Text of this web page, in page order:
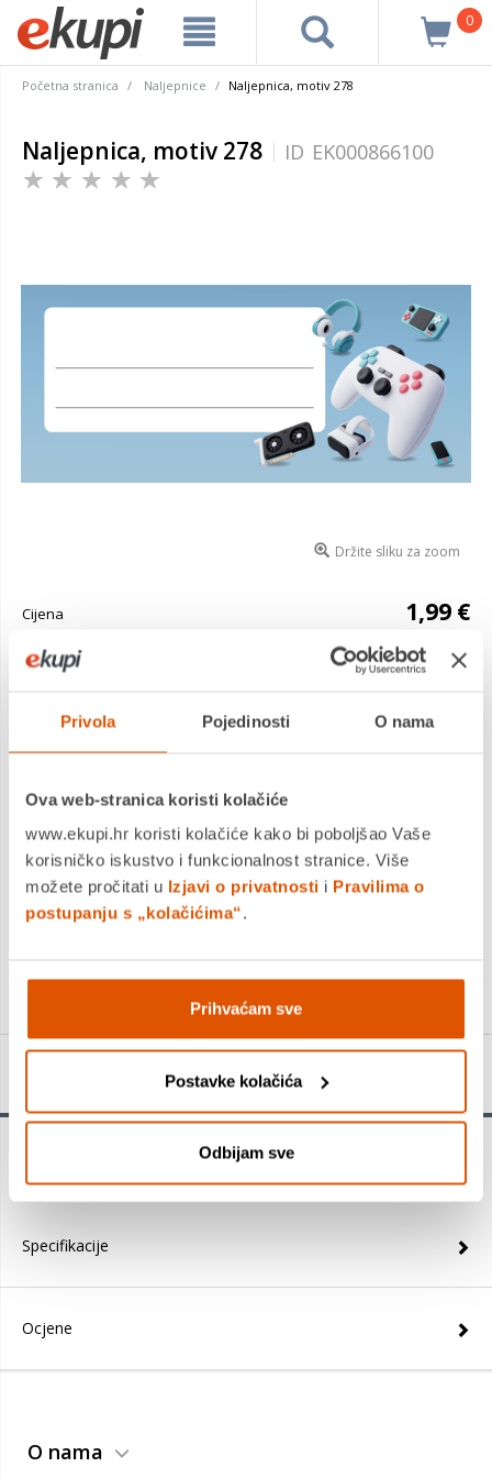
Privola Pojedinosti O nama
Ova web-stranica koristi kolačiće
www.ekupi.hr koristi kolačiće kako bi poboljšao Vaše
korisničko iskustvo i funkcionalnost stranice. Više
možete pročitati u Izjavi o privatnosti i Pravilima o
postupanju s „kolačićima“.
Prihvaćam sve
Postavke kolačića
Odbijam sve
0
Početna stranica Naljepnice Naljepnica, motiv 278
Naljepnica, motiv 278 ID EK000866100
Držite sliku za zoom
Cijena 1,99 €
Naljepnica, motiv 278
Dostavljamo već od
20.08.2026
Platite gotovinom pri preuzimanju, Internet bankarstvom, karticama
Povrat robe moguć unutar 14 dana
DODAJTE U KOŠARICU
KUPITE ODMAH
Specifikacije
Ocjene
O nama